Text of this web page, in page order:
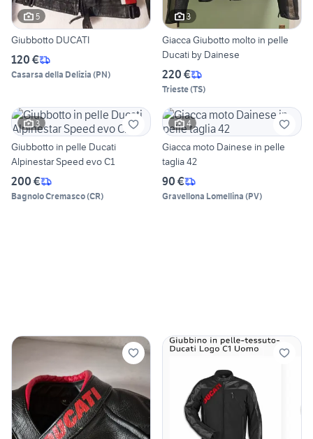
5
Giubbotto DUCATI
120 €
Casarsa della Delizia (PN)
3
Giacca Giubotto molto in pelle
Ducati by Dainese
220 €
Trieste(TS)
3
Giubbotto in pelle Ducati
Alpinestar Speed evo C1
200 €
Bagnolo Cremasco(CR)
4
Giacca moto Dainese in pelle
taglia 42
90 €
Gravellona Lomellina (PV)